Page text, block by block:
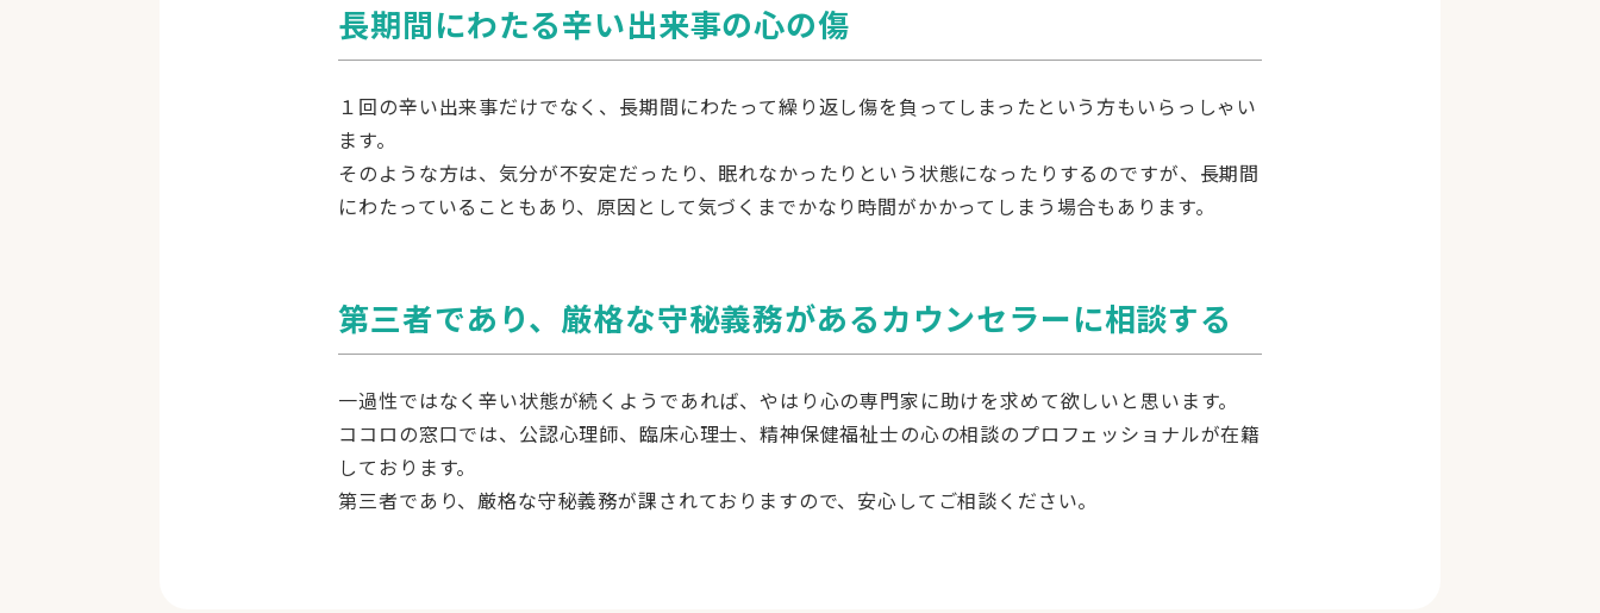
長期間にわたる辛い出来事の心の傷
１回の辛い出来事だけでなく、長期間にわたって繰り返し傷を負ってしまったという方もいらっしゃい
ます。
そのような方は、気分が不安定だったり、眠れなかったりという状態になったりするのですが、長期間
にわたっていることもあり、原因として気づくまでかなり時間がかかってしまう場合もあります。
第三者であり、厳格な守秘義務があるカウンセラーに相談する
一過性ではなく辛い状態が続くようであれば、やはり心の専門家に助けを求めて欲しいと思います。
ココロの窓口では、公認心理師、臨床心理士、精神保健福祉士の心の相談のプロフェッショナルが在籍
しております。
第三者であり、厳格な守秘義務が課されておりますので、安心してご相談ください。